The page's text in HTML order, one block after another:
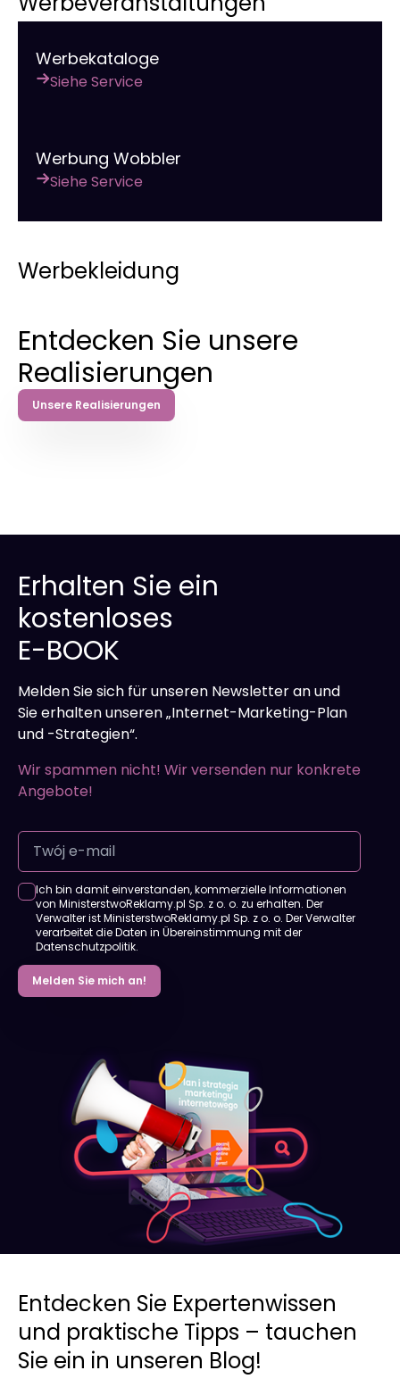
Werbekataloge
Siehe Service
Werbung Wobbler
Siehe Service
Werbekleidung
Entdecken Sie unsere
Realisierungen
Unsere Realisierungen
Erhalten Sie ein
kostenloses
E-BOOK
Melden Sie sich für unseren Newsletter an und
Sie erhalten unseren „Internet-Marketing-Plan
und -Strategien“.
Wir spammen nicht! Wir versenden nur konkrete
Angebote!
Ich bin damit einverstanden, kommerzielle Informationen
von MinisterstwoReklamy.pl Sp. z o. o. zu erhalten. Der
Verwalter ist MinisterstwoReklamy.pl Sp. z o. o. Der Verwalter
verarbeitet die Daten in Übereinstimmung mit der
Datenschutzpolitik.
Melden Sie mich an!
Entdecken Sie Expertenwissen
und praktische Tipps – tauchen
Sie ein in unseren Blog!